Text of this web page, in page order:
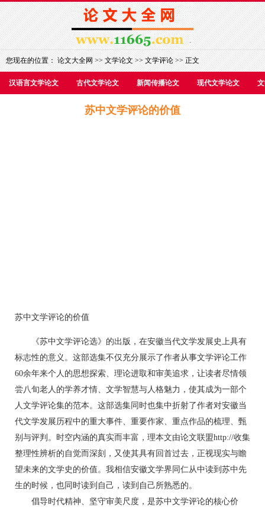
您现在的位置：论文大全网>>文学论文>>文学评论>> 正文
汉语言文学论文 古代文学论文 新闻传播论文 现代文学论文
苏中文学评论的价值
苏中文学评论的价值
《苏中文学评论选》的出版，在安徽当代文学发展史上具有
标志性的意义。这部选集不仅充分展示了作者从事文学评论工作
60余年来个人的思想探索、理论进取和审美追求，让读者尽情领
尝八旬老人的学养才情、文学智慧与人格魅力，使其成为一部个
人文学评论集的范本。这部选集同时也集中折射了作者对安徽当
代文学发展历程中的重大事件、重要作家、重点作品的梳理、甄
别与评判。时空内涵的真实而丰富，理本文由论文联盟http://收集
整理性辨析的自觉而深刻，又使其具有回首过去，正视现实与瞻
望未来的文学史的价值。我相信安徽文学界同仁从中读到苏中先
生的时候，也同时读到自己，读到自己所熟悉的。
倡导时代精神、坚守审美尺度，是苏中文学评论的核心价